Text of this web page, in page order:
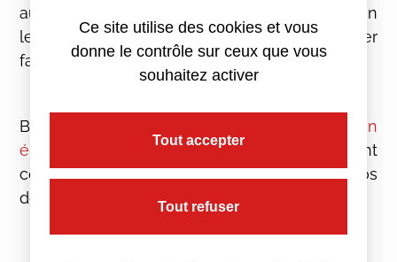
aurez choisi pour les conserver, pensez à bien
les organiser afin de pouvoir les retrouver
facilement en cas de contrôle.
Bon à savoir : La
réforme de la facturation
électronique
ne prévoit pas de changement
concernant la durée de conservation de vos
documents.
Ce site utilise des cookies et vous
donne le contrôle sur ceux que vous
souhaitez activer
Tout accepter
Tout refuser